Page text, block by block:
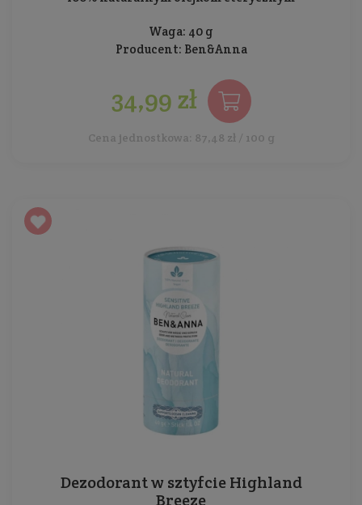
Waga: 40 g
Producent: Ben&Anna
34,99 zł
Cena jednostkowa: 87,48 zł / 100 g
Dezodorant w sztyfcie Highland
Breeze